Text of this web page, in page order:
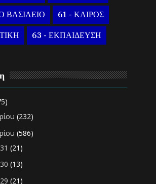
ΒΑΣΙΛΕΙΟ 61 - ΚΑΙΡΟΣ
63 - ΕΚΠΑΙΔΕΥΣΗ
(232)
(586)
(21)
(13)
(21)